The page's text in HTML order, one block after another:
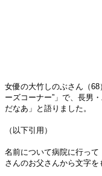
女優の大竹しのぶさん（
ーズコーナー”」で、長男
だなあ」と語りました。
（以下引用）
名前について病院に行っ
さんのお父さんから文字を